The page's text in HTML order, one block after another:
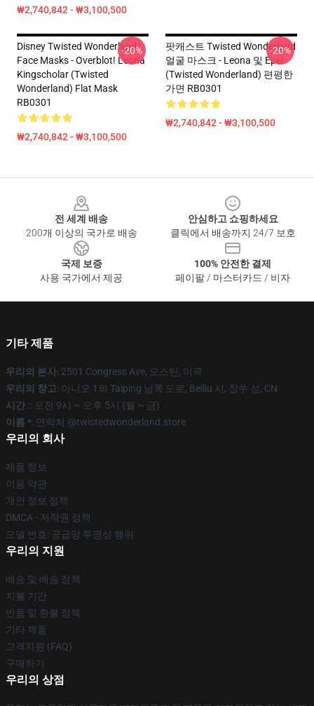
₩2,740,842 - ₩3,100,500
Disney Twisted Wonderland
Face Masks - Overblot! Leona
Kingscholar (Twisted
Wonderland) Flat Mask
RB0301
₩2,740,842 - ₩3,100,500
-20%
팟캐스트 Twisted Wonderland
얼굴 마스크 - Leona 및 Epel
(Twisted Wonderland) 편평한
가면 RB0301
₩2,740,842 - ₩3,100,500
-20%
전 세계 배송
200개 이상의 국가로 배송
안심하고 쇼핑하세요
클릭에서 배송까지 24/7 보호
국제 보증
사용 국가에서 제공
100% 안전한 결제
페이팔 / 마스터카드 / 비자
기타 제품
우리의 본사: 2501 Congress Ave, 오스틴, 미국
우리의 창고: 아니오 1의 Taiping 남쪽 도로, Beiliu 시, 장쑤 성, CN
시간 :: 오전 9시 ~ 오후 5시 (월 ~ 금)
이름 *: 연락처 @twistedwonderland.store
우리의 회사
제품 정보
이용 약관
개인 정보 정책
DMCA - 저작권 정책
모델 번호: 공급망 투명성 행위
우리의 지원
배송 및 배송 정책
지불 기간
반품 및 환불 정책
기타 제품
고객지원 (FAQ)
구매하기
우리의 상점